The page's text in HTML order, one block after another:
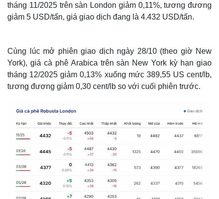
tháng 11/2025 trên sàn London giảm 0,11%, tương đương
giảm 5 USD/tấn, giá giao dịch đang là 4.432 USD/tấn.
Cùng lúc mở phiên giao dịch ngày 28/10 (theo giờ New
York), giá cà phê Arabica trên sàn New York kỳ hạn giao
tháng 12/2025 giảm 0,13% xuống mức 389,55 US cent/lb,
tương đương giảm 0,30 cent/lb so với cuối phiên trước.